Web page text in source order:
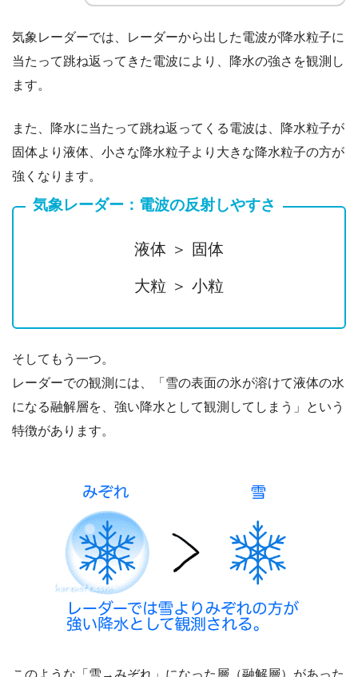
気象レーダーでは、レーダーから出した電波が降水粒子に
当たって跳ね返ってきた電波により、降水の強さを観測し
ます。
また、降水に当たって跳ね返ってくる電波は、降水粒子が
固体より液体、小さな降水粒子より大きな降水粒子の方が
強くなります。
気象レーダー：電波の反射しやすさ
液体 ＞ 固体
大粒 ＞ 小粒
そしてもう一つ。
レーダーでの観測には、「雪の表面の氷が溶けて液体の水
になる融解層を、強い降水として観測してしまう」という
特徴があります。
このような「雪→みぞれ」になった層（融解層）があった